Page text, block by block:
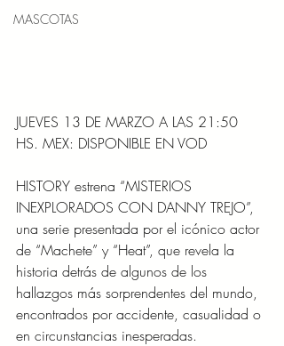
MASCOTAS
JUEVES 13 DE MARZO A LAS 21:50
HS. MEX: DISPONIBLE EN VOD
HISTORY estrena “MISTERIOS
INEXPLORADOS CON DANNY TREJO”,
una serie presentada por el icónico actor
de “Machete” y “Heat”, que revela la
historia detrás de algunos de los
hallazgos más sorprendentes del mundo,
encontrados por accidente, casualidad o
en circunstancias inesperadas.